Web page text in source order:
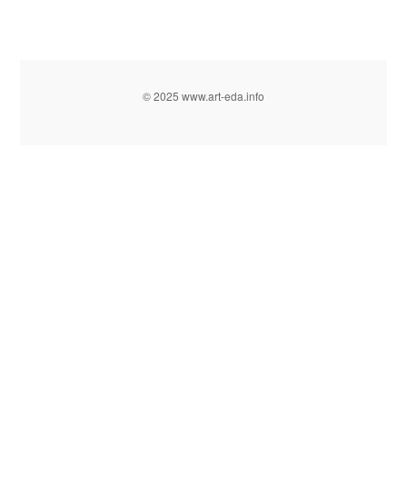
© 2025 www.art-eda.info